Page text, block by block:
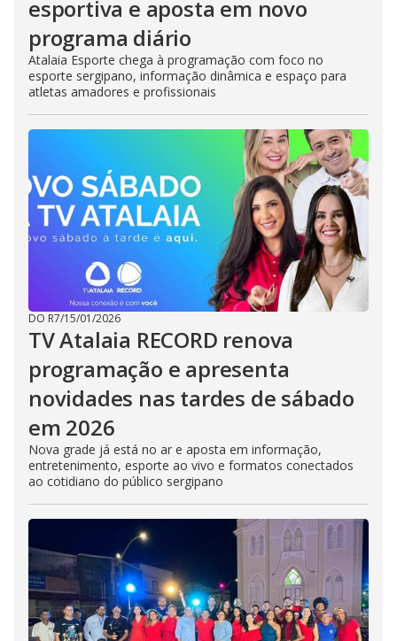
esportiva e aposta em novo
programa diário
Atalaia Esporte chega à programação com foco no
esporte sergipano, informação dinâmica e espaço para
atletas amadores e profissionais
DO R7/15/01/2026
TV Atalaia RECORD renova
programação e apresenta
novidades nas tardes de sábado
em 2026
Nova grade já está no ar e aposta em informação,
entretenimento, esporte ao vivo e formatos conectados
ao cotidiano do público sergipano